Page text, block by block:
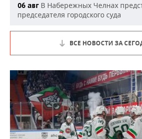
06 авг В Набережных Челнах
председателя городского суда
ВСЕ НОВОСТИ ЗА